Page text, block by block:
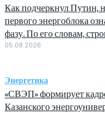
Как подчеркнул Путин,
первого энергоблока
фазу. По его словам,
05.08.2026
Энергетика
«СВЭП» формирует
Казанского